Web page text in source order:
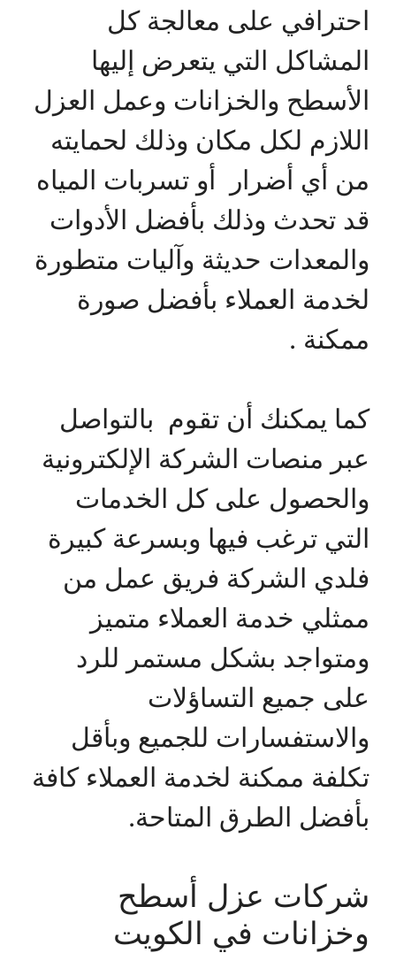
احترافي على معالجة كل
المشاكل التي يتعرض إليها
الأسطح والخزانات وعمل العزل
اللازم لكل مكان وذلك لحمايته
من أي أضرار أو تسربات المياه
قد تحدث وذلك بأفضل الأدوات
والمعدات حديثة وآليات متطورة
لخدمة العملاء بأفضل صورة
ممكنة .
كما يمكنك أن تقوم بالتواصل
عبر منصات الشركة الإلكترونية
والحصول على كل الخدمات
التي ترغب فيها وبسرعة كبيرة
فلدي الشركة فريق عمل من
ممثلي خدمة العملاء متميز
ومتواجد بشكل مستمر للرد
على جميع التساؤلات
والاستفسارات للجميع وبأقل
تكلفة ممكنة لخدمة العملاء كافة
بأفضل الطرق المتاحة.
شركات عزل أسطح
وخزانات في الكويت